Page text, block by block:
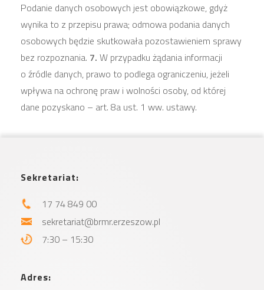
Podanie danych osobowych jest obowiązkowe, gdyż
wynika to z przepisu prawa; odmowa podania danych
osobowych będzie skutkowała pozostawieniem sprawy
bez rozpoznania. 7. W przypadku żądania informacji
o źródle danych, prawo to podlega ograniczeniu, jeżeli
wpływa na ochronę praw i wolności osoby, od której
dane pozyskano – art. 8a ust. 1 ww. ustawy.
Sekretariat:
17 74 849 00
sekretariat@brmr.erzeszow.pl
7:30 – 15:30
Adres: